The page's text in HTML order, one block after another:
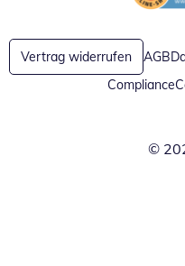
Öffnet
Vertrag widerrufen AGB
Compliance
©